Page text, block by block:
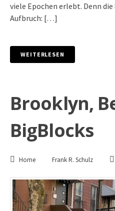
viele Epochen erlebt. Denn
Aufbruch: […]
WEITERLESEN
Brooklyn,
BigBlocks
Home Frank R. Schulz